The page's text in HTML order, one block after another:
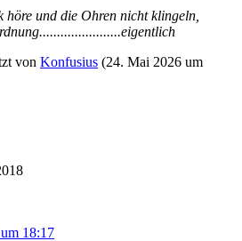
höre und die Ohren nicht klingeln,
von Konfusius (24. Mai 2026 um
18:17